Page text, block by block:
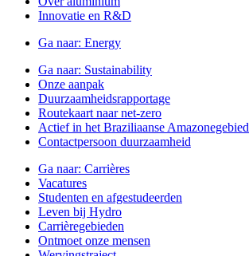
Innovatie en R&D
Ga naar: Energy
Ga naar: Sustainability
Onze aanpak
Duurzaamheidsrapportage
Routekaart naar net-zero
Actief in het Braziliaanse Amazonegebied
Contactpersoon duurzaamheid
Ga naar: Carrières
Vacatures
Studenten en afgestudeerden
Leven bij Hydro
Carrièregebieden
Ontmoet onze mensen